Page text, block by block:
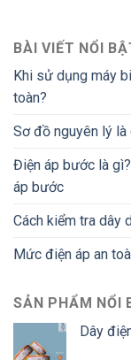
BÀI VIẾT NỔI
Khi sử dụng máy
toàn?
Sơ đồ nguyên lý là
Điện áp bước là
áp bước
Cách kiểm tra dây
Mức điện áp an
SẢN PHẨM NỔI
Dây